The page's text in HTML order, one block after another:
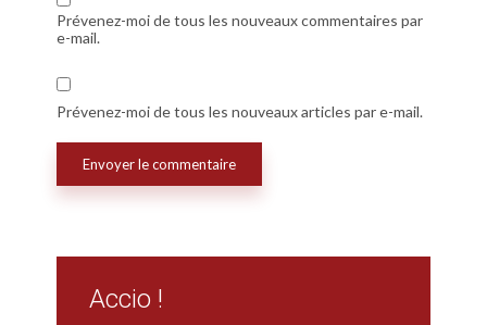
Prévenez-moi de tous les nouveaux commentaires par
e-mail.
Prévenez-moi de tous les nouveaux articles par e-mail.
Accio !